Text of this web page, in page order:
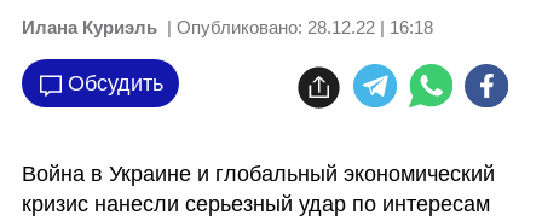
Илана Куриэль | Опубликовано: 28.12.22 | 16:18
Обсудить
Война в Украине и глобальный экономический
кризис нанесли серьезный удар по интересам